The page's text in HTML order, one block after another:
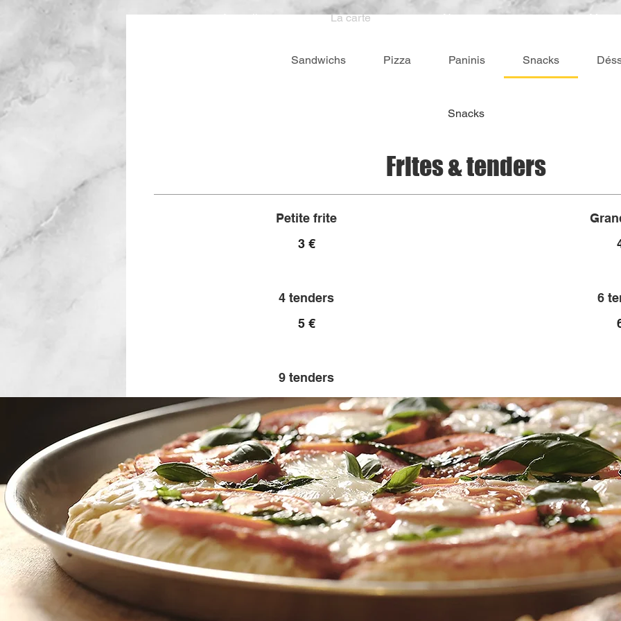
Accueil La carte Nous contacter
Sandwichs Pizza Paninis Snacks
Snacks
Frites & tenders
Petite frite
3 €
4 tenders
5 €
6
9 tenders
9 €